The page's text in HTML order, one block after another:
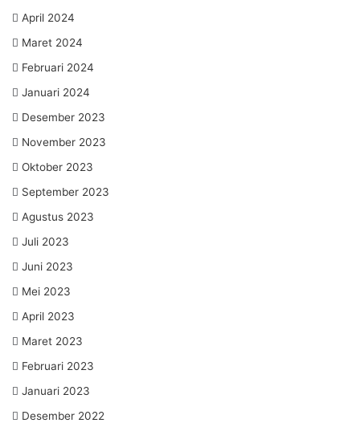
April 2024
Maret 2024
Februari 2024
Januari 2024
Desember 2023
November 2023
Oktober 2023
September 2023
Agustus 2023
Juli 2023
Juni 2023
Mei 2023
April 2023
Maret 2023
Februari 2023
Januari 2023
Desember 2022